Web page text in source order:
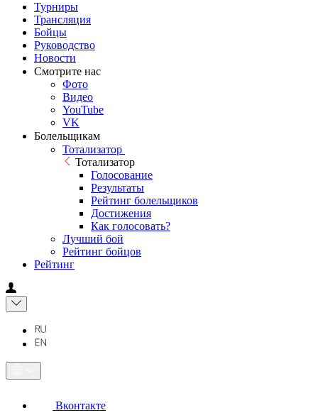
Турниры
Трансляция
Бойцы
Руководство
Новости
Смотрите нас
Фото
Видео
YouTube
VK
Болельщикам
Тотализатор
Тотализатор
Голосование
Результаты
Рейтинг болельщиков
Достижения
Как голосовать?
Лучший бой
Рейтинг бойцов
Рейтинг
Вконтакте